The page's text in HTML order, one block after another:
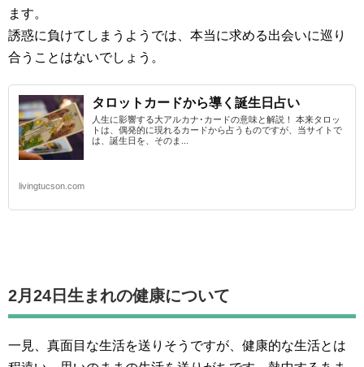
ます。
誘惑に負けてしまうようでは、本当に求める出会いに巡り
合うことはないでしょう。
タロットカードから導く誕生日占い
人生に影響する大アルカナ･カードの意味と解説！ 本来タロッ
トは、偶発的に現れるカードから占うものですが、当サイトで
は、誕生日を、そのま...
livingtucson.com
2月24日生まれの健康について
一見、真面目な生活を送りそうですが、健康的な生活とは